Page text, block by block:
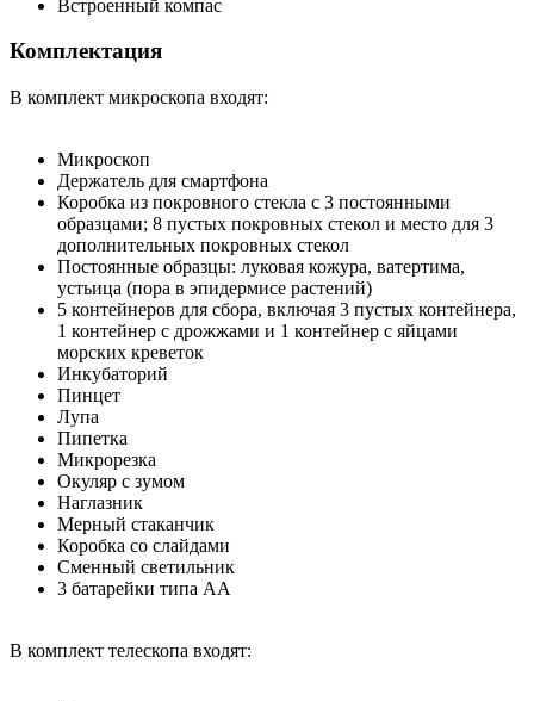
Встроенный компас
Комплектация
В комплект микроскопа входят:
Микроскоп
Держатель для смартфона
Коробка из покровного стекла с 3 постоянными
образцами; 8 пустых покровных стекол и место для 3
дополнительных покровных стекол
Постоянные образцы: луковая кожура, ватертима,
устьица (пора в эпидермисе растений)
5 контейнеров для сбора, включая 3 пустых контейнера,
1 контейнер с дрожжами и 1 контейнер с яйцами
морских креветок
Инкубаторий
Пинцет
Лупа
Пипетка
Микрорезка
Окуляр с зумом
Наглазник
Мерный стаканчик
Коробка со слайдами
Сменный светильник
3 батарейки типа АА
В комплект телескопа входят: